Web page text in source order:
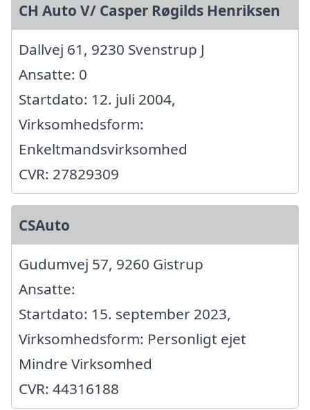
CH Auto V/ Casper Røgilds Henriksen
Dallvej 61, 9230 Svenstrup J
Ansatte: 0
Startdato: 12. juli 2004,
Virksomhedsform:
Enkeltmandsvirksomhed
CVR: 27829309
CSAuto
Gudumvej 57, 9260 Gistrup
Ansatte:
Startdato: 15. september 2023,
Virksomhedsform: Personligt ejet
Mindre Virksomhed
CVR: 44316188